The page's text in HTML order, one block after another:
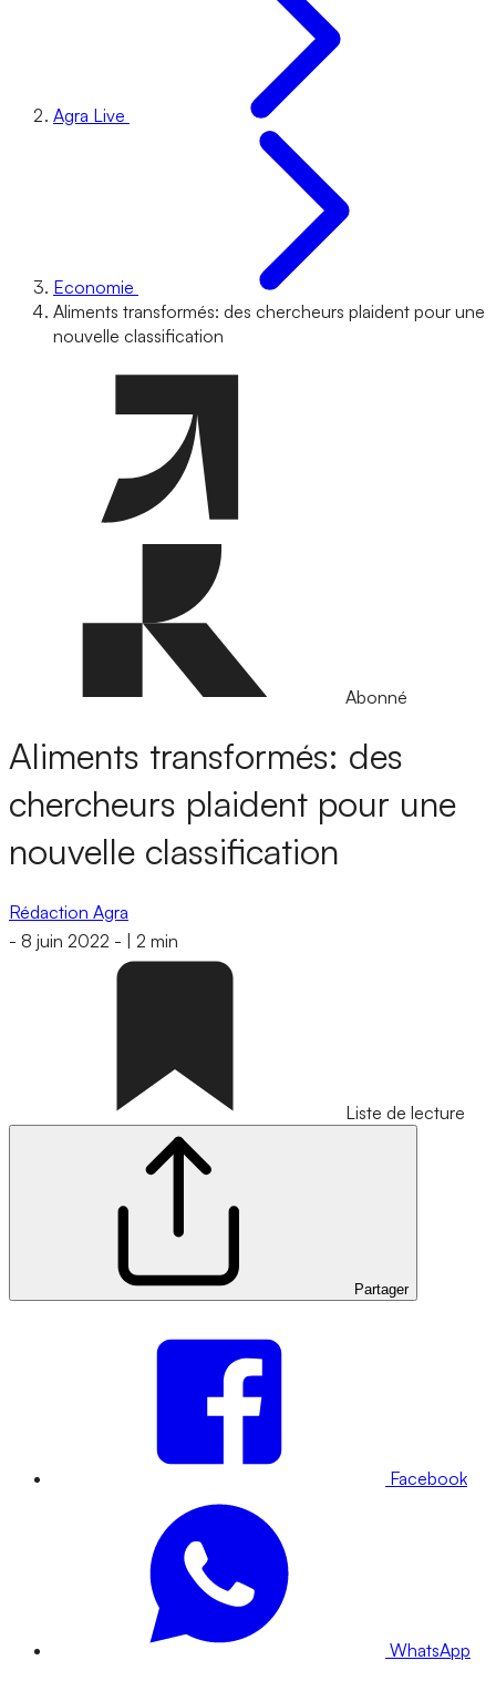
Agra Live
Economie
Aliments transformés: des chercheurs plaident pour une
nouvelle classification
Abonné
Aliments transformés: des
chercheurs plaident pour une
nouvelle classification
Rédaction Agra
- 8 juin 2022 - 2 min
Liste de lecture
Partager
Facebook
WhatsApp